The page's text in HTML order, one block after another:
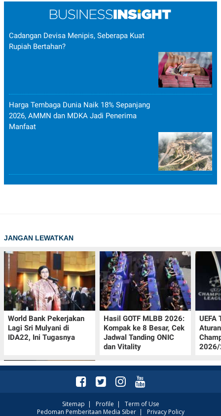
Cadangan Devisa Menipis, Seberapa Kuat
Rupiah Bertahan?
Harga Tembaga Dunia Naik 18% Sepanjang
2026, AMMN dan MDKA Jadi Penerima
Manfaat
JANGAN LEWATKAN
World Bank Pekerjakan
Lagi Sri Mulyani di
IDA22, Ini Tugasnya
Hasil GOTF MLBB 2026:
Kompak ke 8 Besar, Cek
Jadwal Tanding ONIC
dan Vitality
UEFA
2026/
Sitemap | Profile | Term of Use
Pedoman Pemberitaan Media Siber| Privacy Policy